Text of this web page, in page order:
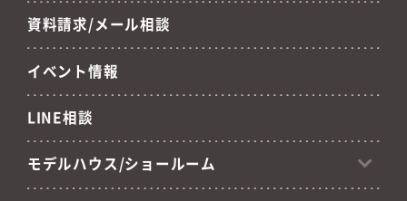
資料請求/メール相談
イベント情報
LINE相談
モデルハウス/ショールーム